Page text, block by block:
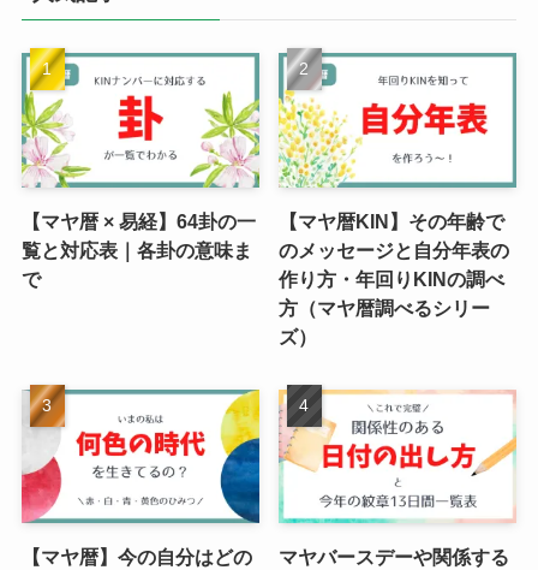
ー
【マヤ暦 × 易経】64卦の一
覧と対応表｜各卦の意味ま
で
【マヤ暦KIN】その年齢で
のメッセージと自分年表の
作り方・年回りKINの調べ
方（マヤ暦調べるシリー
ズ）
【マヤ暦】今の自分はどの
マヤバースデーや関係する